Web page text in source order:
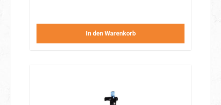
In den Warenkorb